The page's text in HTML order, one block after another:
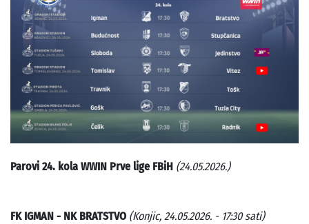
Parovi 24. kola WWIN Prve lige FBiH (24.05.2026.)
FK IGMAN - NK BRATSTVO (Konjic, 24.05.2026. - 17:30 sati)